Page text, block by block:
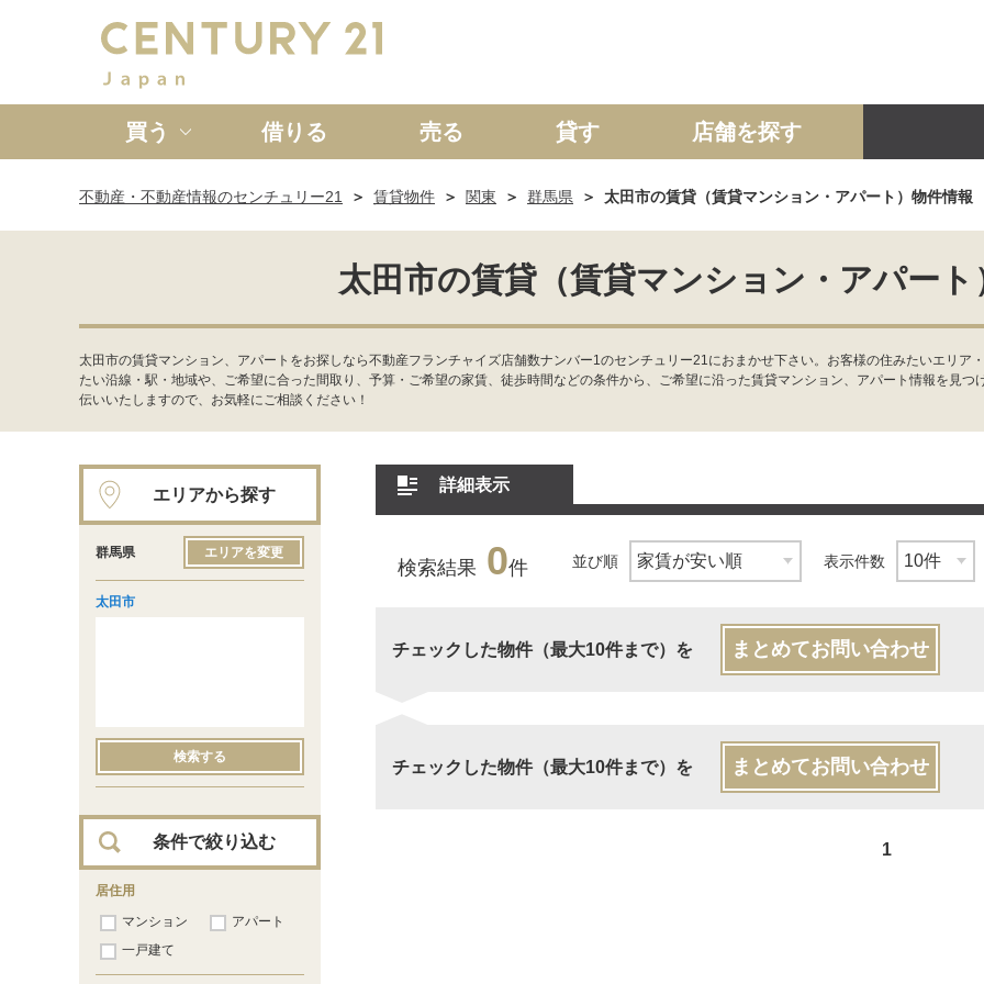
買う
新築一戸建て 中古一戸建て マンション 土地 事業投資用
借りる 売る 貸す 店舗を探す
不動産・不動産情報のセンチュリー21 賃貸物件 関東 群馬県 太田市の賃貸（賃貸マンション・アパート）物件情報
太田市の賃貸（賃貸マンション・アパート
太田市の賃貸マンション、アパートをお探しなら不動産フランチャイズ店舗数ナンバー1のセンチュリー21におまかせ下さい。お客様の住みたいエリ
たい沿線・駅・地域や、ご希望に合った間取り、予算・ご希望の家賃、徒歩時間などの条件から、ご希望に沿った賃貸マンション、アパート情報を見
伝いいたしますので、お気軽にご相談ください！
詳細表示
検索結果 0件 並び順 表示件数
チェックした物件（最大10件まで）を まとめてお問い合わせ
チェックした物件（最大10件まで）を まとめてお問い合わせ
1
エリアから探す
群馬県 エリアを変更
太田市
検索する
条件で絞り込む
居住用
マンション
アパート
一戸建て